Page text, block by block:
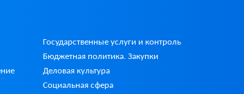
Государственные услуги и контроль
Бюджетная политика. Закупки
Деловая культура
Социальная сфера